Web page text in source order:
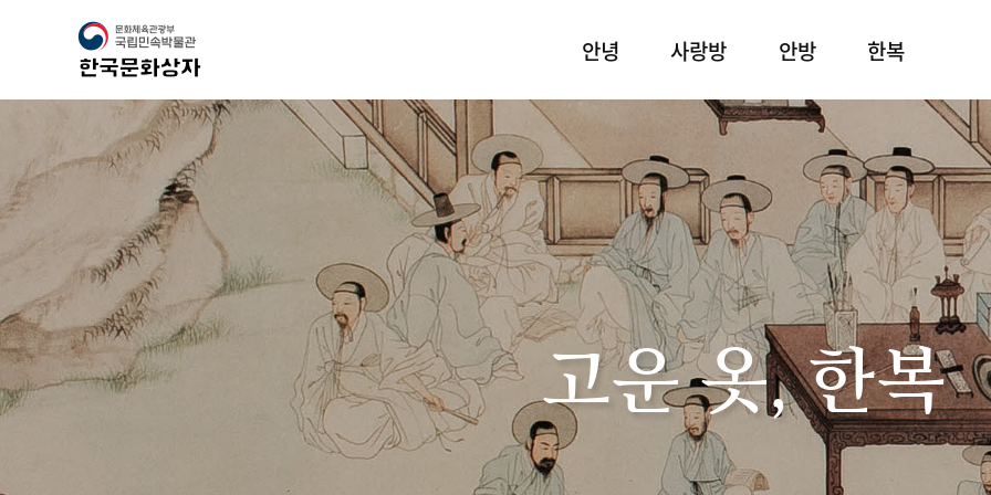
안녕 사랑방 안방 한복
고운 옷, 한복